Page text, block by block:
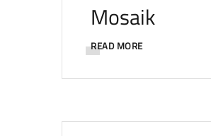
Mosaik
READ MORE